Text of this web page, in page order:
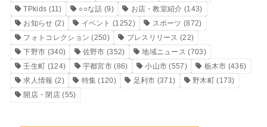
TPkids (11) ○○な話 (9) お店・教室紹介 (143)
お知らせ (2) イベント (1252) スポーツ (872)
フォトコレクション (250) プレスリリース (22)
下野市 (340) 佐野市 (352) 地域ニュース (703)
壬生町 (124) 宇都宮市 (86) 小山市 (557) 栃木市 (436)
求人情報 (2) 特集 (120) 足利市 (371) 野木町(173)
開店・閉店(55)